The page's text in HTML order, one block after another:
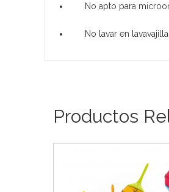
No apto para
No lavar en
Productos